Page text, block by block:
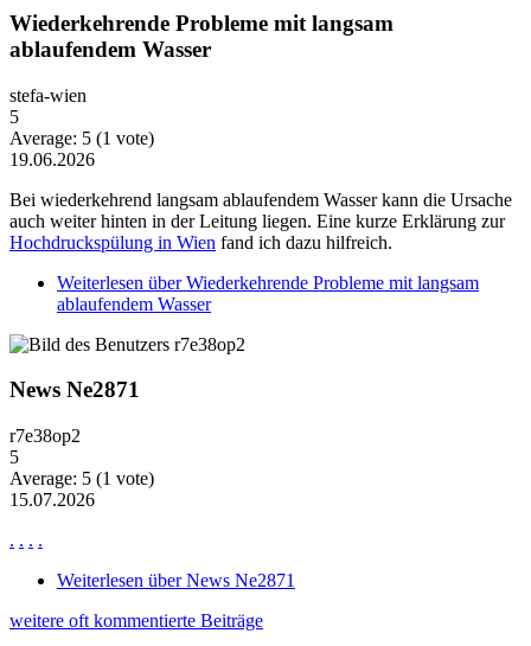
Wiederkehrende Probleme mit langsam
ablaufendem Wasser
stefa-wien
5
Average: 5 (1 vote)
19.06.2026
Bei wiederkehrend langsam ablaufendem Wasser kann die Ursache
auch weiter hinten in der Leitung liegen. Eine kurze Erklärung zur
Hochdruckspülung in Wien fand ich dazu hilfreich.
Weiterlesen über Wiederkehrende Probleme mit langsam
ablaufendem Wasser
News Ne2871
r7e38op2
5
Average: 5 (1 vote)
15.07.2026
. . . .
Weiterlesen über News Ne2871
weitere oft kommentierte Beiträge